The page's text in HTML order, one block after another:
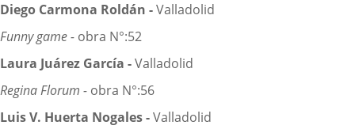
Diego Carmona Roldán -Valladolid
Funny game - obra N°:52
Laura Juárez García -Valladolid
Regina Florum - obra N°:56
Luis V. Huerta Nogales -Valladolid